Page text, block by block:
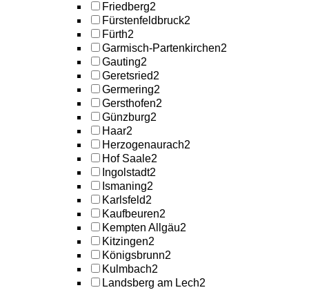
Friedberg2
Fürstenfeldbruck2
Fürth2
Garmisch-Partenkirchen2
Gauting2
Geretsried2
Germering2
Gersthofen2
Günzburg2
Haar2
Herzogenaurach2
Hof Saale2
Ingolstadt2
Ismaning2
Karlsfeld2
Kaufbeuren2
Kempten Allgäu2
Kitzingen2
Königsbrunn2
Kulmbach2
Landsberg am Lech2